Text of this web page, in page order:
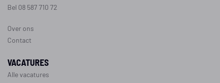
Bel 08 587 710 72
Over ons
Contact
VACATURES
Alle vacatures